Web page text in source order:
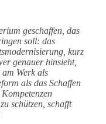
geschaffen, das
soll: das
kurz
genauer hinsieht,
Werk als
als das Schaffen
schützen, schafft